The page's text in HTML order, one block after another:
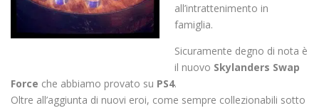
all’intrattenimento in
famiglia.
Sicuramente degno di nota è
il nuovo Skylanders Swap
Force che abbiamo provato su PS4.
Oltre all’aggiunta di nuovi eroi, come sempre collezionabili sotto